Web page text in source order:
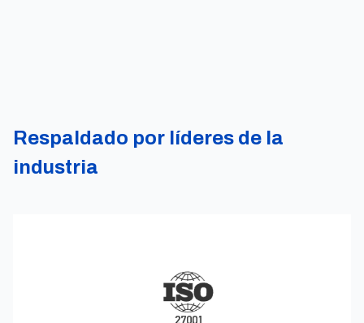
Respaldado por líderes de la
industria